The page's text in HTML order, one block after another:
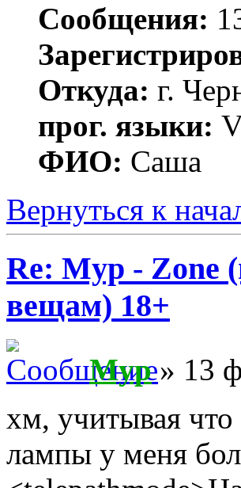
Сообщения:
Откуда: г.
прог. языки:
ФИО: Саша
Вернуться к
Re: Myp - Zone
вещам) 18+
Myp» 13
хм, учитывая что
лампы у меня